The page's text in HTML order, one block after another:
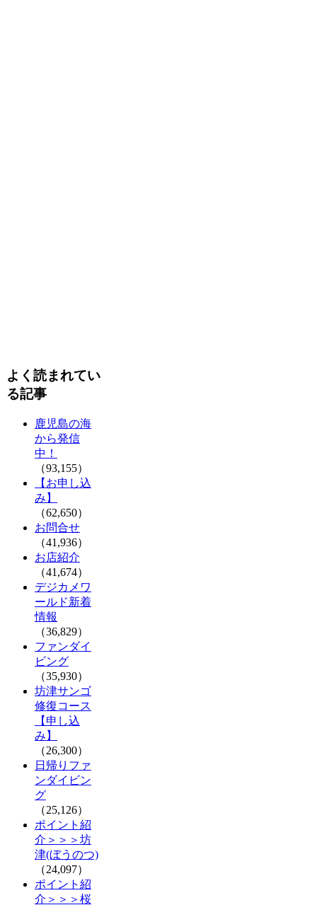
よく読まれてい
る記事
鹿児島の海
から発信
中！
（93,155）
【お申し込
み】
（62,650）
お問合せ
（41,936）
お店紹介
（41,674）
デジカメワ
ールド新着
情報
（36,829）
ファンダイ
ビング
（35,930）
坊津サンゴ
修復コース
【申し込
み】
（26,300）
日帰りファ
ンダイビン
グ
（25,126）
ポイント紹
介＞＞＞坊
津(ぼうのつ)
（24,097）
ポイント紹
介＞＞＞桜